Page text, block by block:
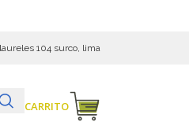
104 surco, lima
VER CARRITO